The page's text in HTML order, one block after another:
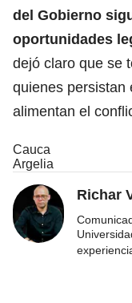
del Gobierno
oportunidades
dejó claro que se
quienes persistan
alimentan el
Cauca
Argelia
Richar